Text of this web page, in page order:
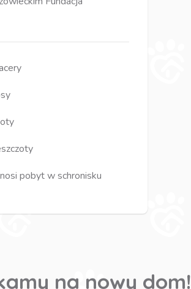
pobyt w schronisku
na nowy dom!